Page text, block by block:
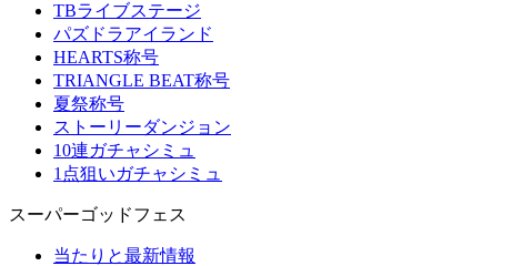
TBライブステージ
パズドラアイランド
HEARTS称号
TRIANGLE BEAT称号
夏祭称号
ストーリーダンジョン
10連ガチャシミュ
1点狙いガチャシミュ
スーパーゴッドフェス
当たりと最新情報